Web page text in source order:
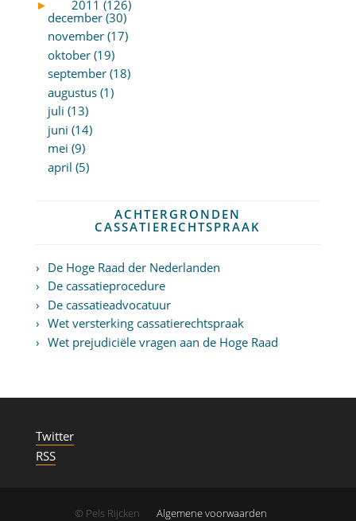
►
2011 (126)
december (30)
november (17)
oktober (19)
september (18)
augustus (1)
juli (13)
juni (14)
mei (9)
april (5)
ACHTERGRONDEN
CASSATIERECHTSPRAAK
De Hoge Raad der Nederlanden
De cassatieprocedure
De cassatieadvocatuur
Wet versterking cassatierechtspraak
Wet prejudiciële vragen aan de Hoge Raad
Twitter
RSS
© Pels Rijcken
Algemene voorwaarden